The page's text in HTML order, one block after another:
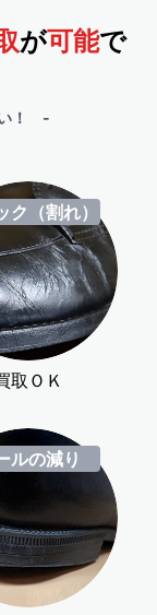
が可能で
い！ -
ク（割れ）
取ＯＫ
ルの減り